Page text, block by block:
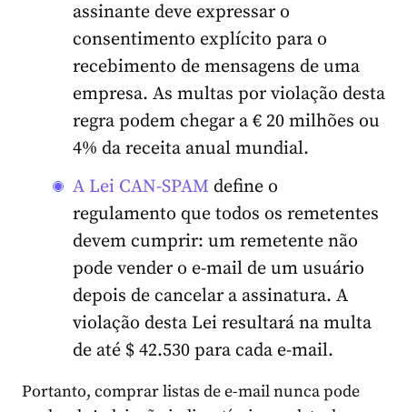
assinante deve expressar o
consentimento explícito para o
recebimento de mensagens de uma
empresa. As multas por violação desta
regra podem chegar a € 20 milhões ou
4% da receita anual mundial.
A Lei CAN-SPAM define o
regulamento que todos os remetentes
devem cumprir: um remetente não
pode vender o e-mail de um usuário
depois de cancelar a assinatura. A
violação desta Lei resultará na multa
de até $ 42.530 para cada e-mail.
Portanto, comprar listas de e-mail nunca pode